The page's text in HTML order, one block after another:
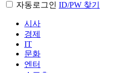
자동로그인 ID/PW 찾기
시사
경제
IT
문화
엔터